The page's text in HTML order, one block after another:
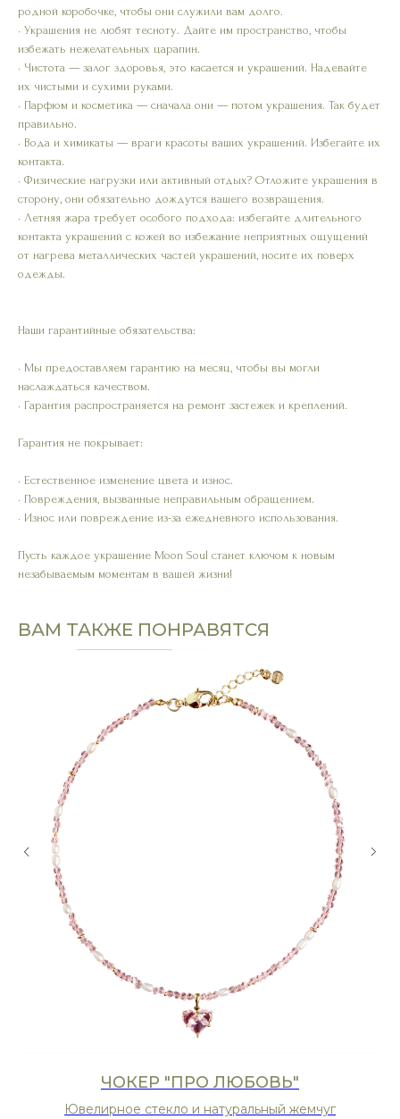
родной коробочке, чтобы они служили вам долго.
• Украшения не любят тесноту. Дайте им пространство, чтобы
избежать нежелательных царапин.
• Чистота — залог здоровья, это касается и украшений. Надевайте
их чистыми и сухими руками.
• Парфюм и косметика — сначала они — потом украшения. Так будет
правильно.
• Вода и химикаты — враги красоты ваших украшений. Избегайте их
контакта.
• Физические нагрузки или активный отдых? Отложите украшения в
сторону, они обязательно дождутся вашего возвращения.
• Летняя жара требует особого подхода: избегайте длительного
контакта украшений с кожей во избежание неприятных ощущений
от нагрева металлических частей украшений, носите их поверх
одежды.
Наши гарантийные обязательства:
• Мы предоставляем гарантию на месяц, чтобы вы могли
наслаждаться качеством.
• Гарантия распространяется на ремонт застежек и креплений.
Гарантия не покрывает:
• Естественное изменение цвета и износ.
• Повреждения, вызванные неправильным обращением.
• Износ или повреждение из-за ежедневного использования.
Пусть каждое украшение Moon Soul станет ключом к новым
незабываемым моментам в вашей жизни!
ВАМ ТАКЖЕ ПОНРАВЯТСЯ
ЧОКЕР "ПРО ЛЮБОВЬ"
Ювелирное стекло и натуральный жемчуг